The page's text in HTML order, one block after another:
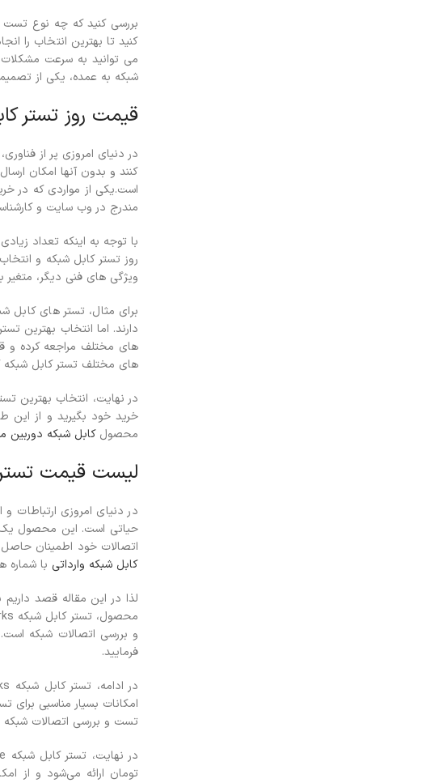
بررسی کنید که چه نوع تست
کنید تا بهترین انتخاب را
می توانید به سرعت مشکلات
شبکه به عمده، یکی از
قیمت روز تستر
در دنیای امروزی پر از
کنند و بدون آنها امکان
است.یکی از مواردی که در
مندرج در وب سایت و
با توجه به اینکه تعداد
روز تستر کابل شبکه و
ویژگی های فنی دیگر، متغیر
برای مثال، تستر های کابل
دارند. اما انتخاب بهترین
های مختلف مراجعه کرده و
های مختلف تستر کابل
در نهایت، انتخاب بهترین
خرید خود بگیرید و از این
محصول کابل شبکه دوربین
لیست قیمت
در دنیای امروزی ارتباطات
حیاتی است. این محصول یک
اتصالات خود اطمینان حاصل
کابل شبکه وارداتی با
لذا در این مقاله قصد داریم
و بررسی اتصالات شبکه
فرمایید.
امکانات بسیار مناسبی برای
تست و بررسی اتصالات شبکه می‌باشد. این تستر با قیمتی حدود ۵ میلیون
تومان ارائه می‌شود و از